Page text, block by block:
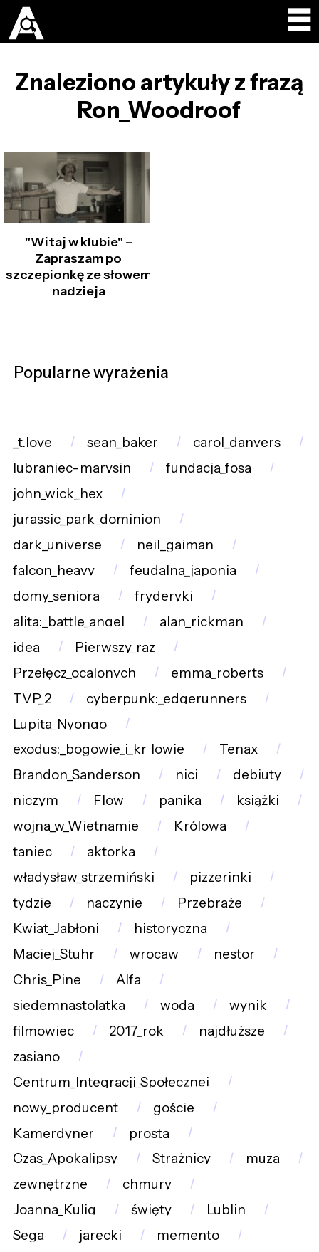
Znaleziono artykuły z frazą
Ron_Woodroof
"Witaj w klubie" –
Zapraszam po
szczepionkę ze słowem
nadzieja
Popularne wyrażenia
_t.love sean_baker
carol_danvers
lubraniec-marysin
fundacja_fosa
john_wick_hex
jurassic_park_dominion
dark_universe
neil_gaiman
falcon_heavy
feudalna_japonia
domy_seniora
fryderyki
alita:_battle_angel
alan_rickman
idea
Pierwszy_raz
Przełęcz_ocalonych
emma_roberts
TVP_2
cyberpunk:_edgerunners
Lupita_Nyongo
exodus:_bogowie_i_kr_lowie
Tenax
Brandon_Sanderson
nici
debiuty
niczym
Flow panika
książki
wojna_w_Wietnamie
Królowa
taniec
aktorka
władysław_strzemiński
pizzerinki
tydzie
naczynie
Przebraże
Kwiat_Jabłoni
historyczna
Maciej_Stuhr
wrocaw
nestor
Chris_Pine
Alfa
siedemnastolatka
woda
wynik
filmowiec
2017_rok
najdłuższe
zasiano
Centrum_Integracji_Społecznej
nowy_producent
goście
Kamerdyner
prosta
Czas_Apokalipsy
Strażnicy
muza
zewnętrzne
chmury
Joanna_Kulig
święty
Lublin
Sega
jarecki
memento